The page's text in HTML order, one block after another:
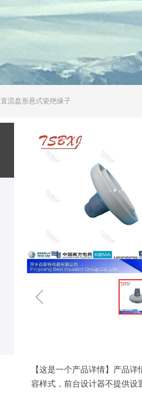
直流盘形悬式瓷绝缘子
【这是一个产品详情】产品
容样式，前台设计器不提供设
ꁆ